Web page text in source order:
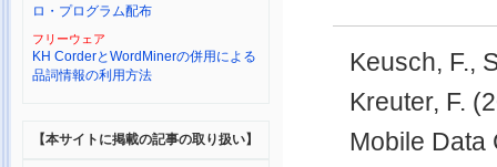
ロ・プログラム配布
フリーウェア
KH CorderとWordMinerの併用による
品詞情報の利用方法
【本サイトに掲載の記事の取り扱い】
Keusch, F.,
Kreuter, F.
Mobile